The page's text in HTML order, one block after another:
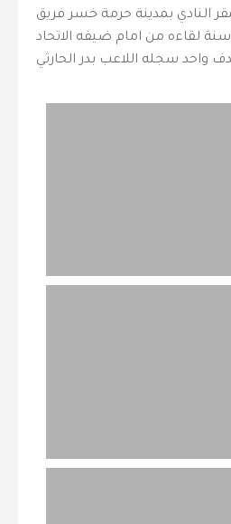
النادي بمدينة حرمة خسر فريق
الفيصلي تحت 15 سنة لقاءه من امام ضيفه الاتحاد